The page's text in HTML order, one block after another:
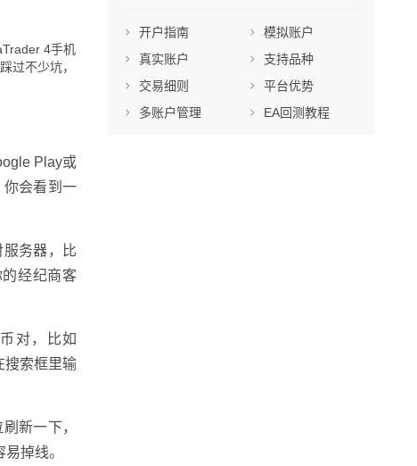
4手机
过不少坑，
Play或
你会看到一
务器，比
经纪商客
对，比如
搜索框里输
新一下，
掉线。
开户指南
模拟账户
真实账户
支持品种
交易细则
平台优势
多账户管理
EA回测教程